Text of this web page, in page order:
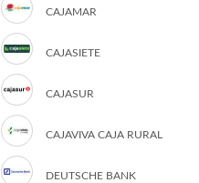
CAJAMAR
CAJASIETE
CAJASUR
CAJAVIVA CAJA RURAL
DEUTSCHE BANK